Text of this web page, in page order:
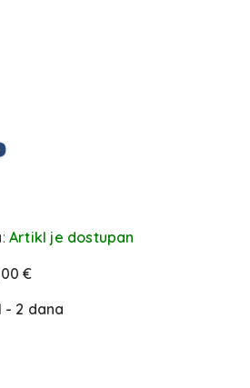
Artikl je dostupan
€
- 2 dana